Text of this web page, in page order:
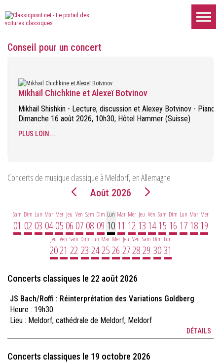
Conseil pour un concert
Mikhaïl Chichkine et Alexeï Botvinov
Mikhail Shishkin - Lecture, discussion et Alexey Botvinov - Piano
Dimanche 16 août 2026, 10h30, Hôtel Hammer (Suisse)
PLUS LOIN...
Concerts de musique classique à Meldorf, en Allemagne
Août 2026
Sam
01
Dim
02
Lun
03
Mar
04
Mer
05
Jeu
06
Ven
07
Sam
08
Dim
09
Lun
10
Mar
11
Mer
12
Jeu
13
Ven
14
Sam
15
Dim
16
Lun
17
Mar
18
Mer
19
Jeu
20
Ven
21
Sam
22
Dim
23
Lun
24
Mar
25
Mer
26
Jeu
27
Ven
28
Sam
29
Dim
30
Lun
31
Concerts classiques le 22 août 2026
JS Bach/Roffi : Réinterprétation des Variations Goldberg
Heure : 19h30
Lieu : Meldorf, cathédrale de Meldorf, Meldorf
DÉTAILS
Concerts classiques le 19 octobre 2026